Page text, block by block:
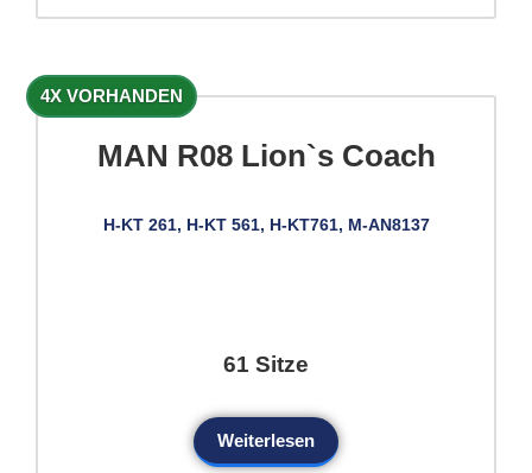
4X VORHANDEN
MAN R08 Lion`s Coach
H-KT 261, H-KT 561, H-KT761, M-AN8137
61 Sitze
Weiterlesen